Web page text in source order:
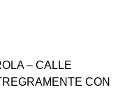
– CALLE
CON